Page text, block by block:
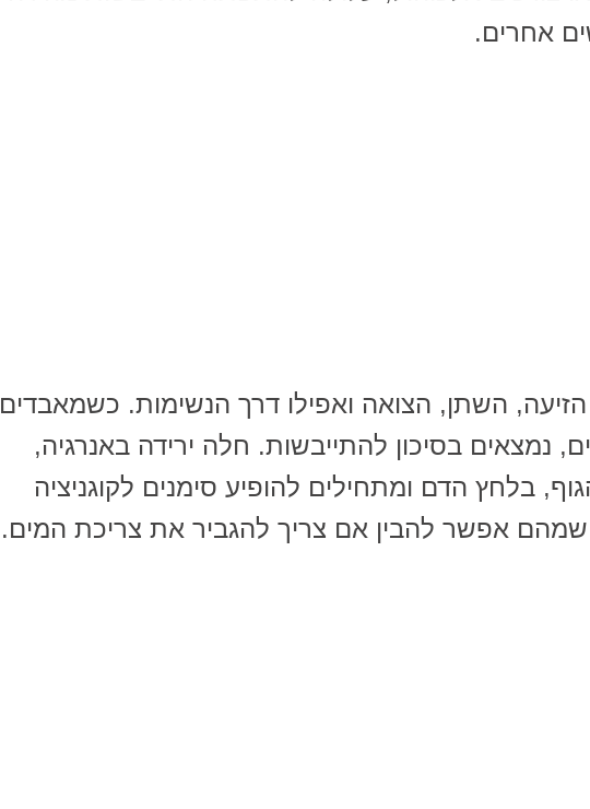
אחרים.
השתן, הצואה ואפילו דרך הנשימות. כשמאבדים
נמצאים בסיכון להתייבשות. חלה ירידה באנרגיה,
בלחץ הדם ומתחילים להופיע סימנים לקוגניציה
שמהם אפשר להבין אם צריך להגביר את צריכת המים.